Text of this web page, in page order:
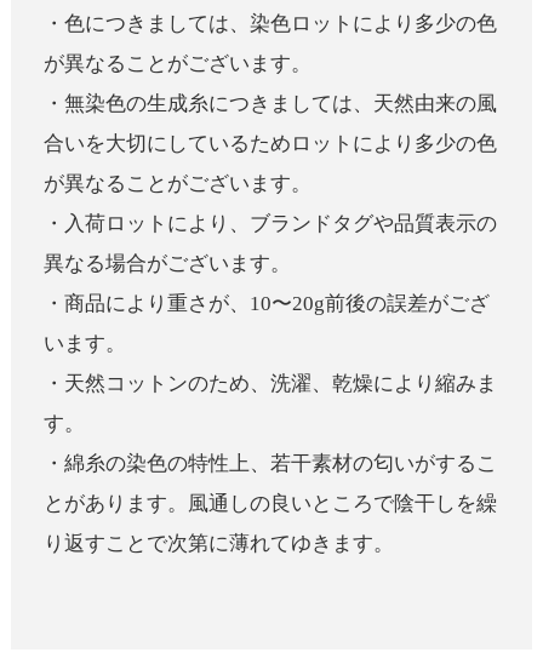
・色につきましては、染色ロットにより多少の色
が異なることがございます。
・無染色の生成糸につきましては、天然由来の風
合いを大切にしているためロットにより多少の色
が異なることがございます。
・入荷ロットにより、ブランドタグや品質表示の
異なる場合がございます。
・商品により重さが、10〜20g前後の誤差がござ
います。
・天然コットンのため、洗濯、乾燥により縮みま
す。
・綿糸の染色の特性上、若干素材の匂いがするこ
とがあります。風通しの良いところで陰干しを繰
り返すことで次第に薄れてゆきます。